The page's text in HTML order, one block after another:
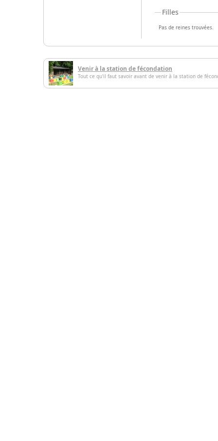
Filles
Pas de reines trouvées.
Venir à la station de fécondation
Tout ce qu'il faut savoir avant de venir à la station de